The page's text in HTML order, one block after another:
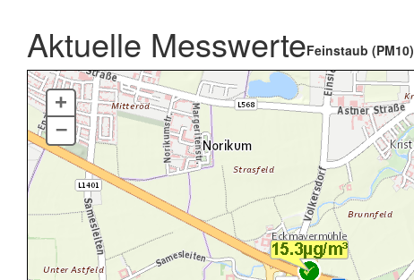
Aktuelle MesswerteFeinstaub (PM10)
+
–